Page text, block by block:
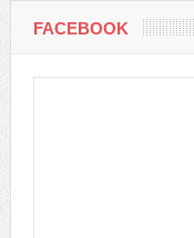
FACEBOOK